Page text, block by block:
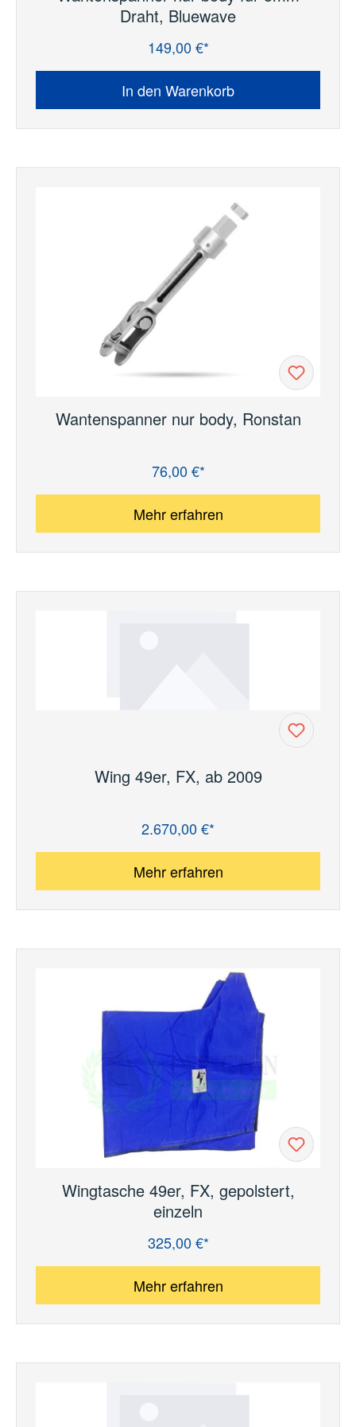
Draht, Bluewave
149,00 €*
In den Warenkorb
Wantenspanner nur body, Ronstan
76,00 €*
Mehr erfahren
Wing 49er, FX, ab 2009
2.670,00 €*
Mehr erfahren
Wingtasche 49er, FX, gepolstert,
einzeln
325,00 €*
Mehr erfahren